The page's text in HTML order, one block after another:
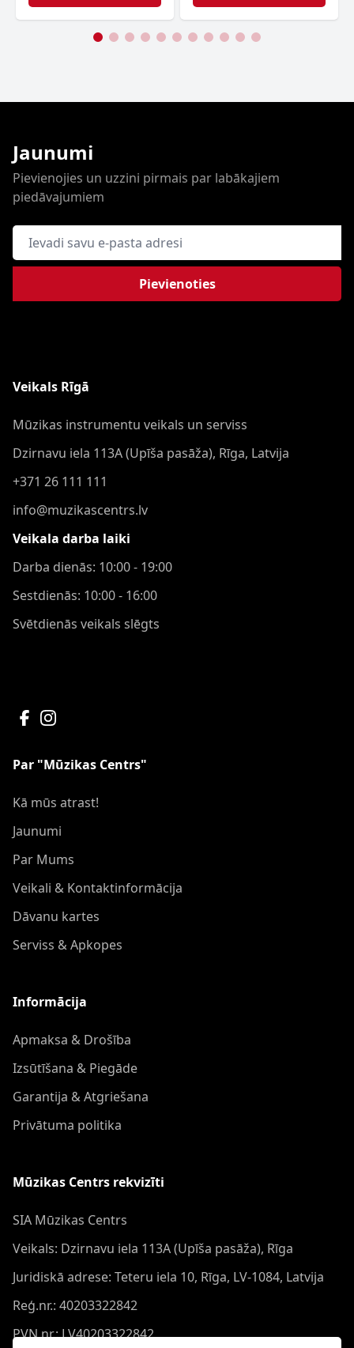
Jaunumi
Pievienojies un uzzini pirmais par labākajiem
piedāvajumiem
E-pasta adrese
Pievienoties
Veikals Rīgā
Mūzikas instrumentu veikals un serviss
Dzirnavu iela 113A (Upīša pasāža), Rīga, Latvija
+371 26 111 111
info@muzikascentrs.lv
Veikala darba laiki
Darba dienās: 10:00 - 19:00
Sestdienās: 10:00 - 16:00
Svētdienās veikals slēgts
Par "Mūzikas Centrs"
Kā mūs atrast!
Jaunumi
Par Mums
Veikali & Kontaktinformācija
Dāvanu kartes
Serviss & Apkopes
Informācija
Apmaksa & Drošība
Izsūtīšana & Piegāde
Garantija & Atgriešana
Privātuma politika
Mūzikas Centrs rekvizīti
SIA Mūzikas Centrs
Veikals: Dzirnavu iela 113A (Upīša pasāža), Rīga
Juridiskā adrese: Teteru iela 10, Rīga, LV-1084, Latvija
Reģ.nr.: 40203322842
PVN nr.: LV40203322842